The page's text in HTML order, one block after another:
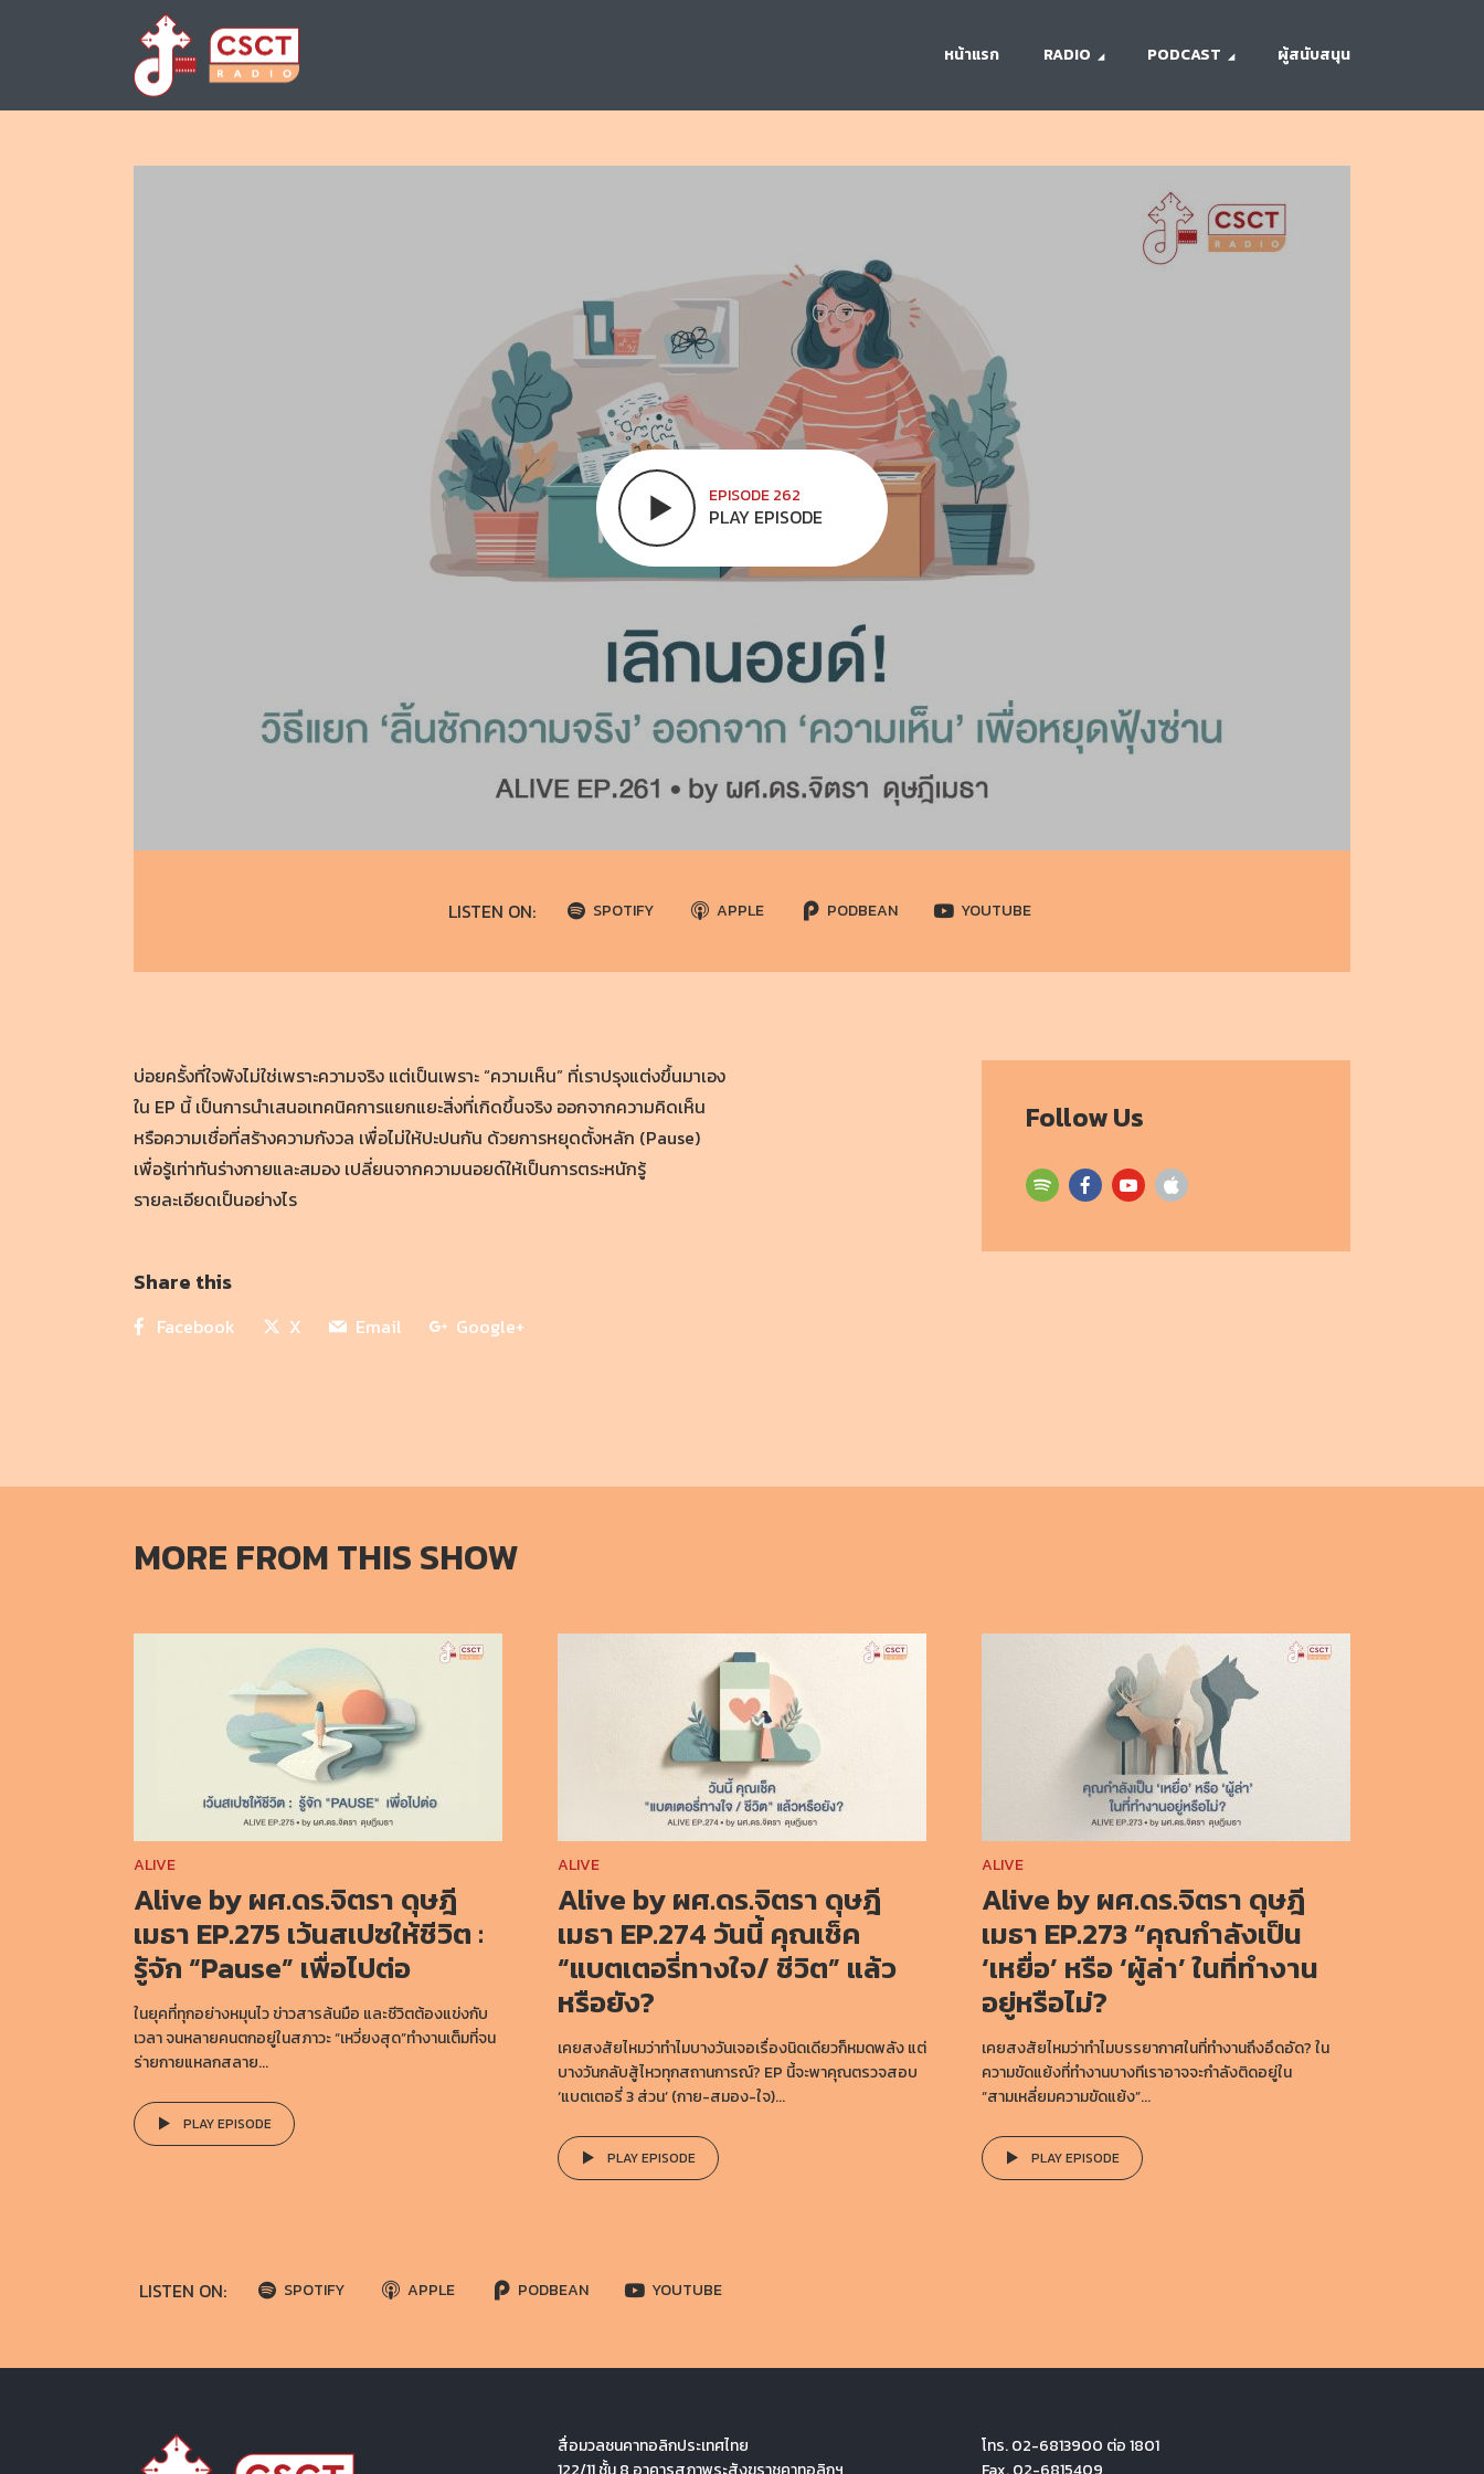
หน้าแรก RADIO PODCAST ผู้สนับสนุน
EPISODE 262
PLAY EPISODE
LISTEN ON: SPOTIFY APPLE PODBEAN YOUTUBE
บ่อยครั้งที่ใจพังไม่ใช่เพราะความจริง แต่เป็นเพราะ “ความเห็น” ที่เราปรุงแต่งขึ้นมาเอง
ใน EP นี้ เป็นการนำเสนอเทคนิคการแยกแยะสิ่งที่เกิดขึ้นจริง ออกจากความคิดเห็น
หรือความเชื่อที่สร้างความกังวล เพื่อไม่ให้ปะปนกัน ด้วยการหยุดตั้งหลัก (Pause)
เพื่อรู้เท่าทันร่างกายและสมอง เปลี่ยนจากความนอยด์ให้เป็นการตระหนักรู้
รายละเอียดเป็นอย่างไร
Share this
Facebook X Email Google+
Follow Us
MORE FROM THIS SHOW
ALIVE
Alive by ผศ.ดร.จิตรา ดุษฎี
เมธา EP.275 เว้นสเปซให้ชีวิต :
รู้จัก “Pause” เพื่อไปต่อ
ในยุคที่ทุกอย่างหมุนไว ข่าวสารล้นมือ และชีวิตต้องแข่งกับ
เวลา จนหลายคนตกอยู่ในสภาวะ “เหวี่ยงสุด”ทำงานเต็มที่จน
ร่ายกายแหลกสลาย...
PLAY EPISODE
ALIVE
Alive by ผศ.ดร.จิตรา ดุษฎี
เมธา EP.274 วันนี้ คุณเช็ค
“แบตเตอรี่ทางใจ/ ชีวิต” แล้ว
หรือยัง?
เคยสงสัยไหมว่าทำไมบางวันเจอเรื่องนิดเดียวก็หมดพลัง แต่
บางวันกลับสู้ไหวทุกสถานการณ์? EP นี้จะพาคุณตรวจสอบ
‘แบตเตอรี่ 3 ส่วน’ (กาย-สมอง-ใจ)...
PLAY EPISODE
ALIVE
Alive by ผศ.ดร.จิตรา ดุษฎี
เมธา EP.273 “คุณกำลังเป็น
‘เหยื่อ’ หรือ ‘ผู้ล่า’ ในที่ทำงาน
อยู่หรือไม่?
เคยสงสัยไหมว่าทำไมบรรยากาศในที่ทำงานถึงอึดอัด? ใน
ความขัดแย้งที่ทำงานบางทีเราอาจจะกำลังติดอยู่ใน
“สามเหลี่ยมความขัดแย้ง”...
PLAY EPISODE
LISTEN ON: SPOTIFY APPLE PODBEAN YOUTUBE
สื่อมวลชนคาทอลิกประเทศไทย
โทร. 02-6813900 ต่อ 1801